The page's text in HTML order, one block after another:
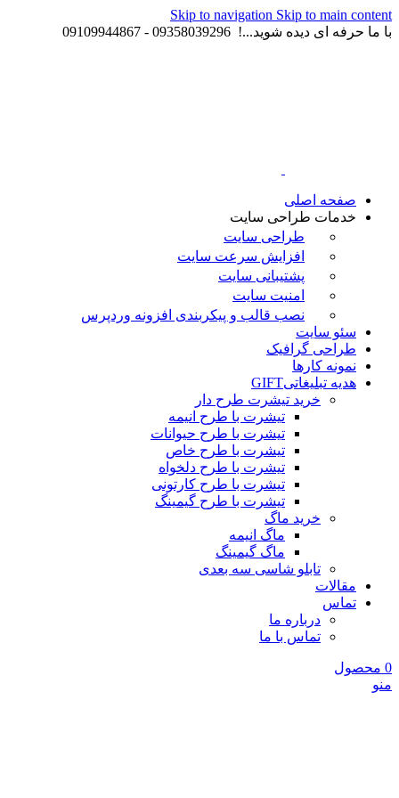
Skip to navigation Skip to main content
با ما حرفه ای دیده شوید...! 09358039296 - 09109944867
صفحه اصلی
خدمات طراحی سایت
طراحی سایت
افزایش سرعت سایت
پشتیبانی سایت
امنیت سایت
نصب قالب و پیکربندی افزونه وردپرس
سئو سایت
طراحی گرافیک
نمونه کارها
هدیه تبلیغاتیGIFT
خرید تیشرت طرح دار
تیشرت با طرح انیمه
تیشرت با طرح حیوانات
تیشرت با طرح خاص
تیشرت با طرح دلخواه
تیشرت با طرح کارتونی
تیشرت با طرح گیمینگ
خرید ماگ
ماگ انیمه
ماگ گیمینگ
تابلو شاسی سه بعدی
مقالات
تماس
درباره ما
تماس با ما
0 محصول
منو